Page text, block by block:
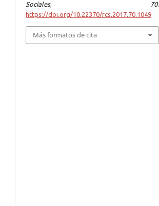
Sociales, 70.
https://doi.org/10.22370/rcs.2017.70.1049
Más formatos de cita